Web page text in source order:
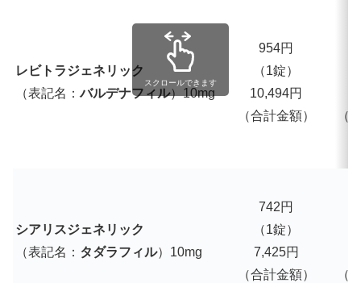
レビトラジェネリック
（表記名：バルデナフィル）10mg
954円
（1錠）
10,494円
（合計金額）
（
シアリスジェネリック
（表記名： タダラフィル）10mg
742円
（1錠）
7,425円
（合計金額）
（
スクロールできます